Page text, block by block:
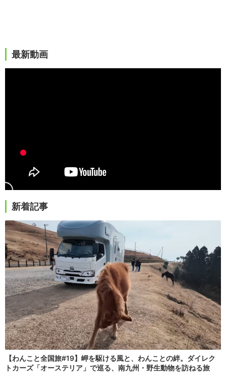
最新動画
新着記事
【わんこと全国旅#19】岬を駆ける風と、わんことの絆。ダイレク
トカーズ「オーステリア」で巡る、南九州・野生動物を訪ねる旅